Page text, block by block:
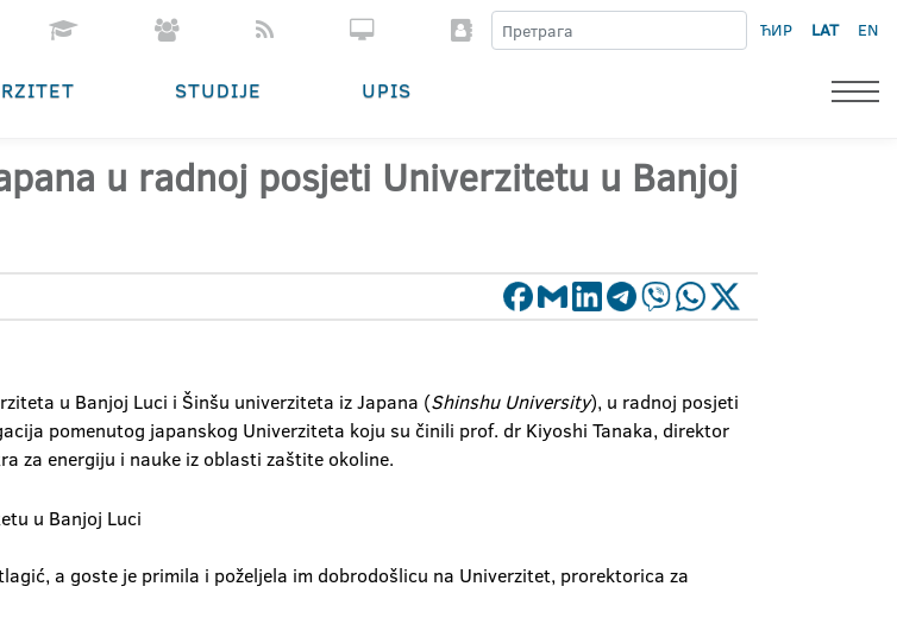
ЋИР LAT EN
STUDIJE UPIS
u radnoj posjeti Univerzitetu u Banjoj
u Banjoj Luci i Šinšu univerziteta iz Japana (Shinshu University), u radnoj posjeti
pomenutog japanskog Univerziteta koju su činili prof. dr Kiyoshi Tanaka, direktor
za energiju i nauke iz oblasti zaštite okoline.
a goste je primila i poželjela im dobrodošlicu na Univerzitet, prorektorica za